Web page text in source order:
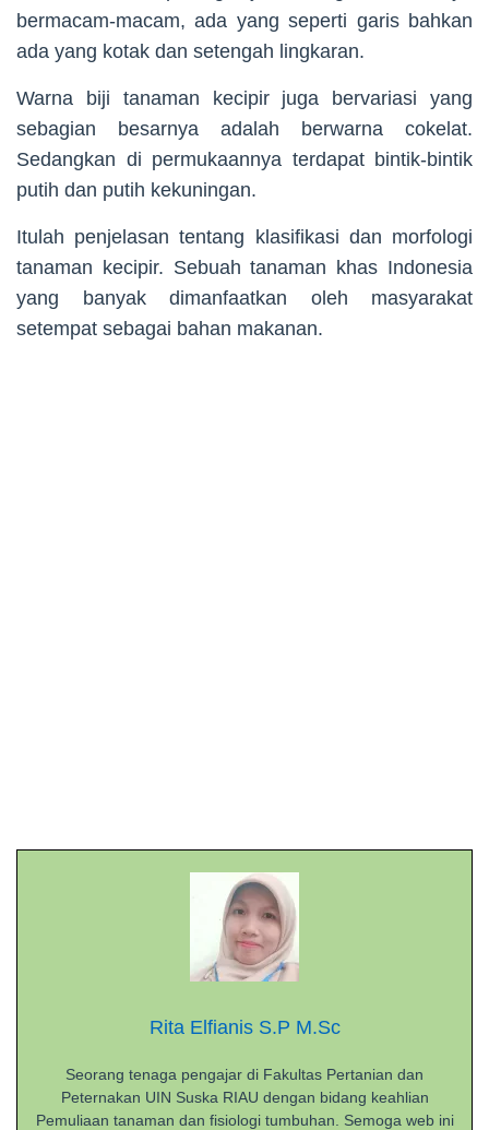
bermacam-macam, ada yang seperti garis bahkan
ada yang kotak dan setengah lingkaran.
Warna biji tanaman kecipir juga bervariasi yang
sebagian besarnya adalah berwarna cokelat.
Sedangkan di permukaannya terdapat bintik-bintik
putih dan putih kekuningan.
Itulah penjelasan tentang klasifikasi dan morfologi
tanaman kecipir. Sebuah tanaman khas Indonesia
yang banyak dimanfaatkan oleh masyarakat
setempat sebagai bahan makanan.
Rita Elfianis S.P M.Sc
Seorang tenaga pengajar di Fakultas Pertanian dan
Peternakan UIN Suska RIAU dengan bidang keahlian
Pemuliaan tanaman dan fisiologi tumbuhan. Semoga web ini